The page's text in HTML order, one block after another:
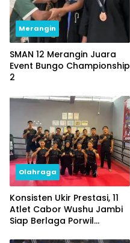
Merangin
SMAN 12 Merangin Juara
Event Bungo Championship
2
Olahraga
Konsisten Ukir Prestasi, 11
Atlet Cabor Wushu Jambi
Siap Berlaga Porwil